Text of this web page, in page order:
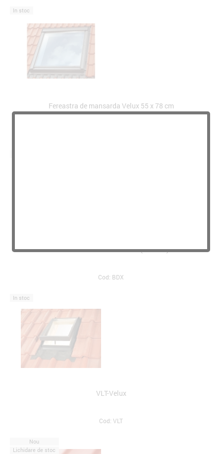
In stoc
Fereastra de mansarda Velux 55 x 78 cm
Kit de izolare termica- Velux( 55 x 78)
Cod: BDX
In stoc
VLT-Velux
Cod: VLT
Nou
Lichidare de stoc